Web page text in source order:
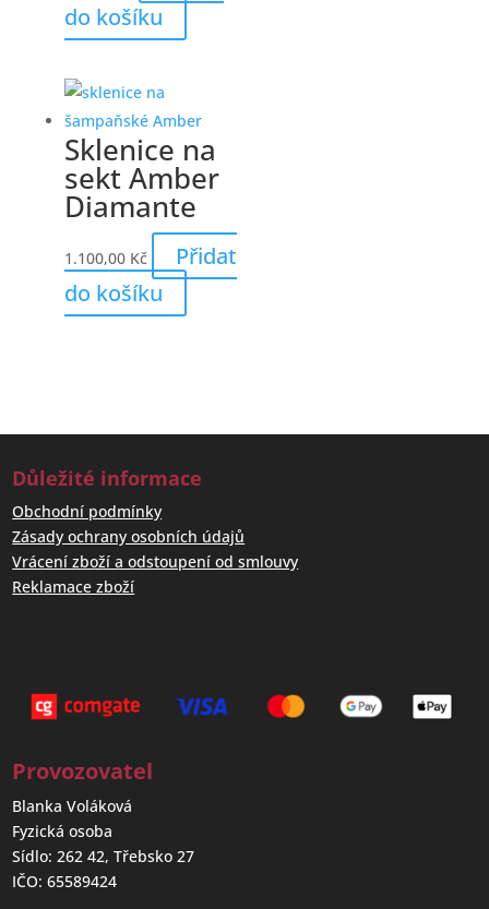
do košíku
Sklenice na
sekt Amber
Diamante
1.100,00 Kč
Přidat
do košíku
Důležité informace
Obchodní podmínky
Zásady ochrany osobních údajů
Vrácení zboží a odstoupení od smlouvy
Reklamace zboží
Provozovatel
Blanka Voláková
Fyzická osoba
Sídlo: 262 42, Třebsko 27
IČO: 65589424